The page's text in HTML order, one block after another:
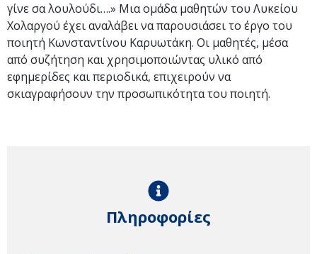
γίνε σα λουλούδι….» Μια ομάδα μαθητών του Λυκείου
Χολαργού έχει αναλάβει να παρουσιάσει το έργο του
ποιητή Κωνσταντίνου Καρυωτάκη. Οι μαθητές, μέσα
από συζήτηση και χρησιμοποιώντας υλικό από
εφημερίδες και περιοδικά, επιχειρούν να
σκιαγραφήσουν την προσωπικότητα του ποιητή.
Πληροφορίες